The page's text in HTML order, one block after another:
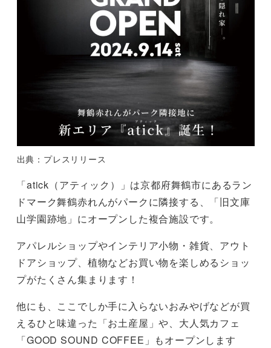
出典：プレスリリース
「atick（アティック）」は京都府舞鶴市にあるラン
ドマーク舞鶴赤れんがパークに隣接する、「旧文庫
山学園跡地」にオープンした複合施設です。
アパレルショップやインテリア小物・雑貨、アウト
ドアショップ、植物などお買い物を楽しめるショッ
プがたくさん集まります！
他にも、ここでしか手に入らないおみやげなどが買
えるひと味違った「お土産屋」や、大人気カフェ
「GOOD SOUND COFFEE」もオープンします